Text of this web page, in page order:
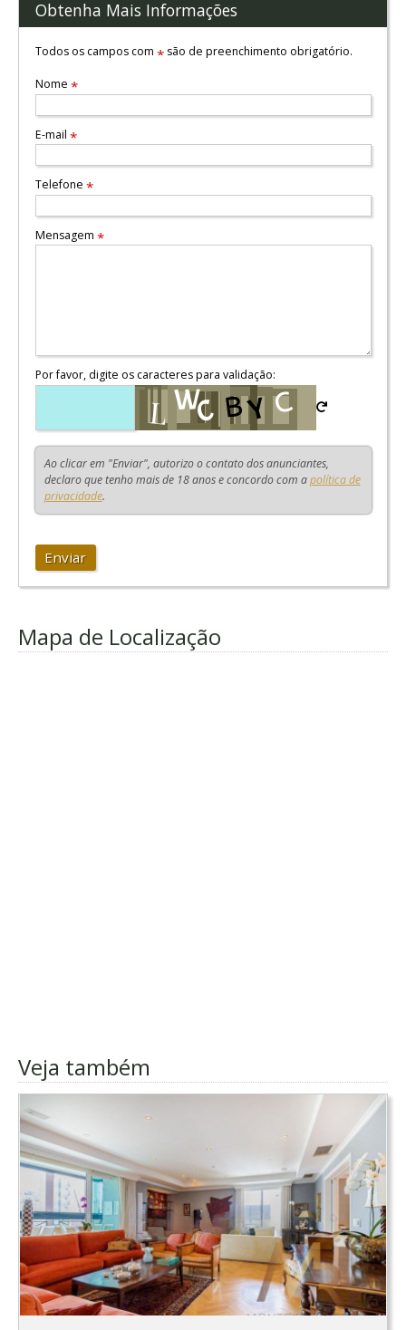
Obtenha Mais Informações
Todos os campos com *são de preenchimento obrigatório.
Nome *
E-mail *
Telefone *
Mensagem *
Por favor, digite os caracteres para validação:
Ao clicar em "Enviar", autorizo o contato dos anunciantes,
declaro que tenho mais de 18 anos e concordo com apolítica de
privacidade.
Enviar
Mapa de Localização
Veja também